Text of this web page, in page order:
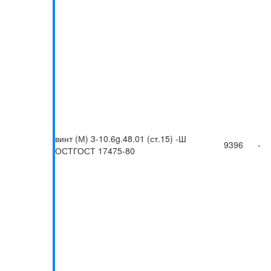
винт (М) 3-10.6g.48.01 (ст.15) -Ш
ОСТГОСТ 17475-80
9396 -